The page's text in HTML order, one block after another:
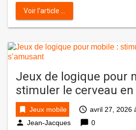
Voir l'article ...
Jeux de logique pour
stimuler le cerveau en
bookmark Jeux mobile access_time avril 27, 2026
person Jean-Jacques chat_bubble 0